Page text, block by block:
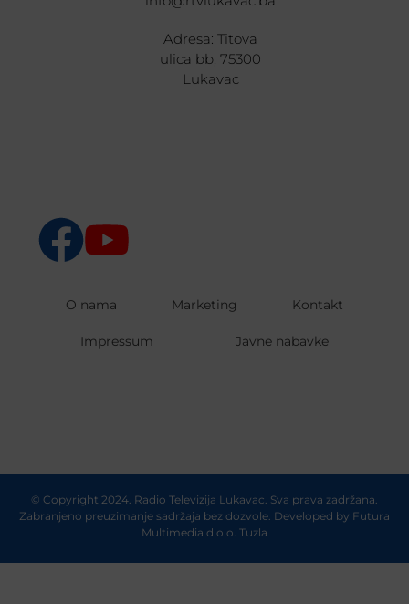
Adresa: Titova
ulica bb, 75300
Lukavac
O nama Marketing Kontakt
Impressum Javne nabavke
© Copyright 2024. Radio Televizija Lukavac. Sva prava zadržana.
Zabranjeno preuzimanje sadržaja bez dozvole. Developed by Futura
Multimedia d.o.o. Tuzla